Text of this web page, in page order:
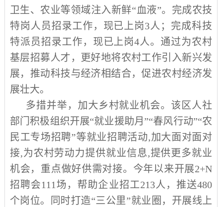
卫生、农业等领域注入新鲜“血液”。完成农技
特岗人员招录工作，现已上岗3人；完成科技
特派员招录工作，现已上岗4人。通过为农村
基层招募人才，更好地将农村工作引入新兴发
展，推动科技与经济相结合，促进农村经济发
展壮大。
多措并举，加大乡村就业机会。该区人社
部门积极组织开展“就业援助月 ”“春风行动”“农
民工专场招聘”等就业招聘活动,加大面对面对
接,为农村劳动力提供就业信息,提供更多就业
机会，重点做好供需对接。今年以来开展2+N
招聘会111 场，帮助企业招工213人，推送480
个岗位。同时打造“三公里”就业圈，开展线上